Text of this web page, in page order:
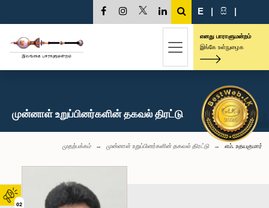
02
E | සි |
எனது பாராளுமன்றம்
இங்கே உள்நுழைக
முன்னாள் உறுப்பினர்களின் தகவல் திரட்டு
முதற்பக்கம் முன்னாள் உறுப்பினர்களின் தகவல் திரட்டு எம். உதயகுமார்